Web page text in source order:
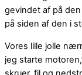
gevindet af på
på siden af den i
Vores lille jolle
jeg starte